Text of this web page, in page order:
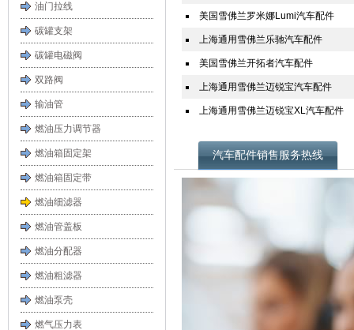
油门拉线
碳罐支架
碳罐电磁阀
双路阀
输油管
燃油压力调节器
燃油箱固定架
燃油箱固定带
燃油细滤器
燃油管盖板
燃油分配器
燃油粗滤器
燃油泵壳
燃气压力表
美国雪佛兰罗米娜Lumi汽车配件
上海通用雪佛兰乐驰汽车配件
美国雪佛兰开拓者汽车配件
上海通用雪佛兰迈锐宝汽车配件
上海通用雪佛兰迈锐宝XL汽车配件
汽车配件销售服务热线